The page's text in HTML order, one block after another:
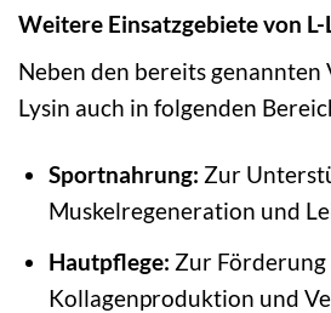
Weitere Einsatzgebiete von L-
Neben den bereits
Lysin auch in folgenden
Sportnahrung: Zur
Muskelregeneration und
Hautpflege: Zur
Kollagenproduktion und